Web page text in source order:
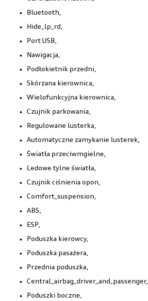
Bluetooth,
Hide_lp_rd,
port USB,
nawigacja,
podłokietnik przedni,
skórzana kierownica,
wielofunkcyjna kierownica,
czujnik parkowania,
regulowane lusterka,
automatyczne zamykanie lusterek,
światła przeciwmgielne,
ledowe tylne światła,
czujnik ciśnienia opon,
Comfort_suspension,
ABS,
ESP,
poduszka kierowcy,
poduszka pasażera,
przednia poduszka,
Central_airbag_driver_and_passenger,
poduszki boczne,